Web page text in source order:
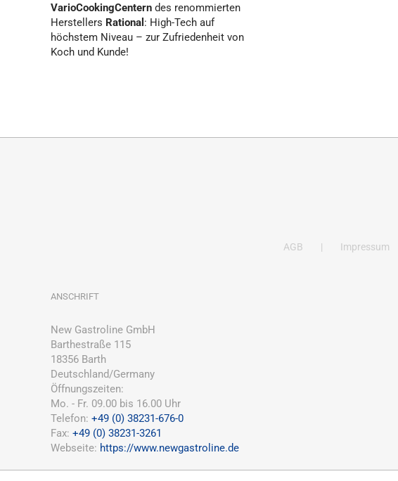
VarioCookingCentern des renommierten
Herstellers Rational : High-Tech auf
höchstem Niveau – zur Zufriedenheit von
Koch und Kunde!
AGB Impressum
ANSCHRIFT
New Gastroline GmbH
Barthestraße 115
18356 Barth
Deutschland/Germany
Öffnungszeiten:
Mo. - Fr. 09.00 bis 16.00 Uhr
Telefon: +49 (0) 38231-676-0
Fax: +49 (0) 38231-3261
Webseite: https://www.newgastroline.de